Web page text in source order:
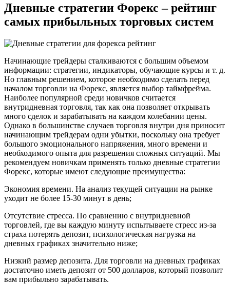
Дневные стратегии Форекс – рейтинг
самых прибыльных торговых систем
Начинающие трейдеры сталкиваются с большим объемом
информации: стратегии, индикаторы, обучающие курсы и т. д.
Но главным решением, которое необходимо сделать перед
началом торговли на Форекс, является выбор таймфрейма.
Наиболее популярной среди новичков считается
внутридневная торговля, так как она позволяет открывать
много сделок и зарабатывать на каждом колебании цены.
Однако в большинстве случаев торговля внутри дня приносит
начинающим трейдерам одни убытки, поскольку она требует
большого эмоционального напряжения, много времени и
необходимого опыта для разрешения сложных ситуаций. Мы
рекомендуем новичкам применять только дневные стратегии
Форекс, которые имеют следующие преимущества:
Экономия времени. На анализ текущей ситуации на рынке
уходит не более 15-30 минут в день;
Отсутствие стресса. По сравнению с внутридневной
торговлей, где вы каждую минуту испытываете стресс из-за
страха потерять депозит, психологическая нагрузка на
дневных графиках значительно ниже;
Низкий размер депозита. Для торговли на дневных графиках
достаточно иметь депозит от 500 долларов, который позволит
вам прибыльно зарабатывать.